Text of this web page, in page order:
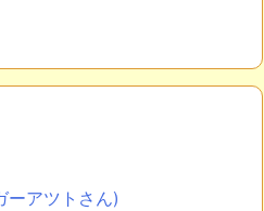
ーアツトさん)